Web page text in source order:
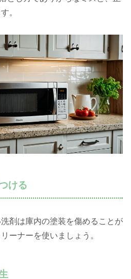
。
ける
剤は庫内の塗装を傷めることが
ーナーを使いましょう。